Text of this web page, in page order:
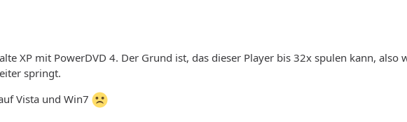
XP mit PowerDVD 4. Der Grund ist, das dieser Player bis 32x spulen kann,
springt.
Vista und Win7